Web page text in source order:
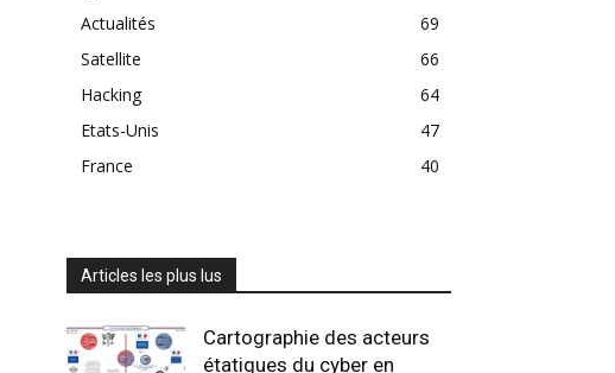
Actualités
69
Satellite
66
Hacking
64
Etats-Unis
47
France
40
Articles les plus lus
Cartographie des acteurs
étatiques du cyber en